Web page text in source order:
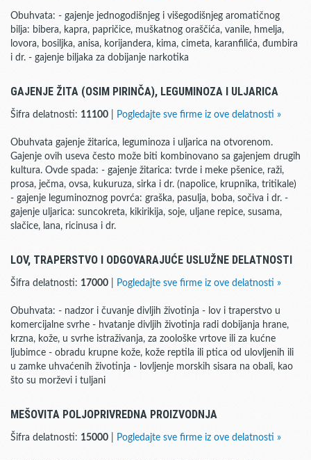
Obuhvata: - gajenje jednogodišnjeg i višegodišnjeg aromatičnog
bilja: bibera, kapra, papričice, muškatnog oraščića, vanile, hmelja,
lovora, bosiljka, anisa, korijandera, kima, cimeta, karanfilića, đumbira
i dr. - gajenje biljaka za dobijanje narkotika
GAJENJE ŽITA (OSIM PIRINČA), LEGUMINOZA I ULJARICA
Šifra delatnosti: 11100 Pogledajte sve firme iz ove delatnosti »
Obuhvata gajenje žitarica, leguminoza i uljarica na otvorenom.
Gajenje ovih useva često može biti kombinovano sa gajenjem drugih
kultura. Ovde spada: - gajenje žitarica: tvrde i meke pšenice, raži,
prosa, ječma, ovsa, kukuruza, sirka i dr. (napolice, krupnika, tritikale)
- gajenje leguminoznog povrća: graška, pasulja, boba, sočiva i dr. -
gajenje uljarica: suncokreta, kikirikija, soje, uljane repice, susama,
slačice, lana, ricinusa i dr.
LOV, TRAPERSTVO I ODGOVARAJUĆE USLUŽNE DELATNOSTI
Šifra delatnosti: 17000 Pogledajte sve firme iz ove delatnosti »
Obuhvata: - nadzor i čuvanje divljih životinja - lov i traperstvo u
komercijalne svrhe - hvatanje divljih životinja radi dobijanja hrane,
krzna, kože, u svrhe istraživanja, za zoološke vrtove ili za kućne
ljubimce - obradu krupne kože, kože reptila ili ptica od ulovljenih ili
u zamke uhvaćenih životinja - lovljenje morskih sisara na obali, kao
što su morževi i tuljani
MEŠOVITA POLJOPRIVREDNA PROIZVODNJA
Šifra delatnosti: 15000 Pogledajte sve firme iz ove delatnosti »